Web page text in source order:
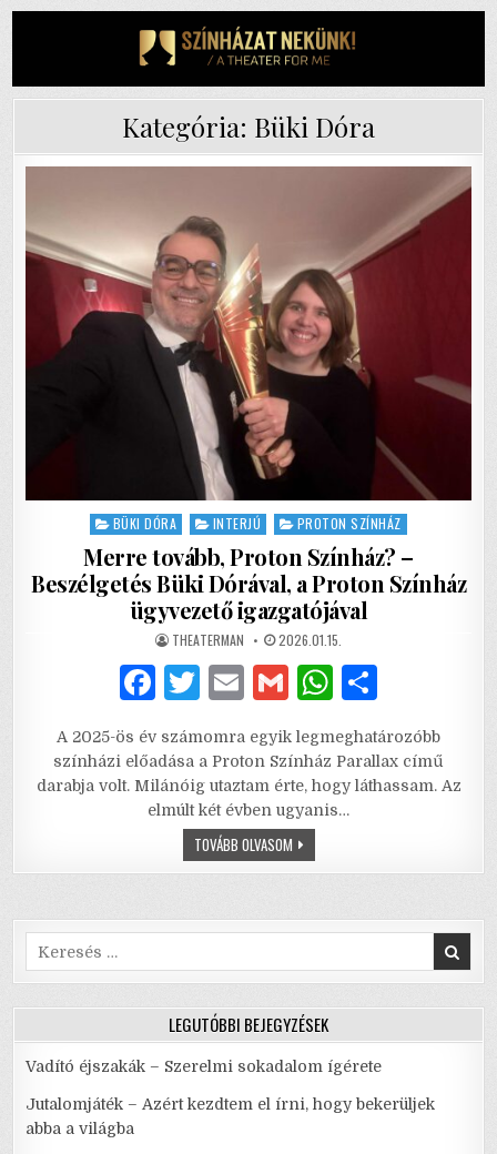
Kategória: Büki Dóra
Posted
in
BÜKI DÓRA INTERJÚ PROTON SZÍNHÁZ
Merre tovább, Proton Színház? –
Beszélgetés Büki Dórával, a Proton Színház
ügyvezető igazgatójával
AUTHOR:
THEATERMAN PUBLISHED
DATE:
2026.01.15.
F
c
e
b
k
T
it
te
r
E
ai
l
G
ai
l
W
at
s
A
ar
e
A 2025-ös év számomra egyik legmeghatározóbb
színházi előadása a Proton Színház Parallax című
darabja volt. Milánóig utaztam érte, hogy láthassam. Az
elmúlt két évben ugyanis…
TOVÁBB OLVASOMMERRE
TOVÁBB,
PROTON
BESZÉLGETÉS
BÜKI
PROTON
SZÍNHÁZ
ÜGYVEZETŐ
IGAZGATÓJÁVAL
Search
for:
LEGUTÓBBI BEJEGYZÉSEK
Vadító éjszakák – Szerelmi sokadalom ígérete
Jutalomjáték – Azért kezdtem el írni, hogy bekerüljek
abba a világba